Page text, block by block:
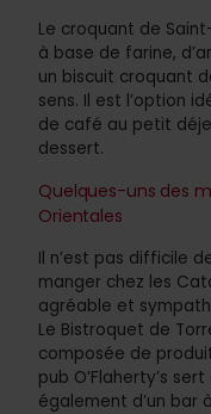
Le croquant de
à base de farine,
un biscuit croquant
sens. Il est l’option
de café au petit
dessert.
Quelques-uns des
Orientales
Il n’est pas difficile
manger chez les
agréable et
Le Bistroquet de
composée de
pub O’Flaherty’s
également d’un bar